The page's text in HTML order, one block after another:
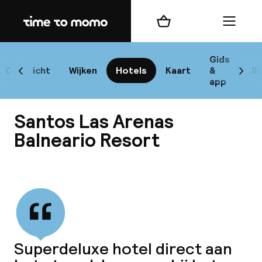
Home
Overzicht Wijken Hotels Kaart
Gids
&
app
Scroll naar links
Winkelmand Menu
Santos Las Arenas
Balneario Resort
Superdeluxe hotel direct aan